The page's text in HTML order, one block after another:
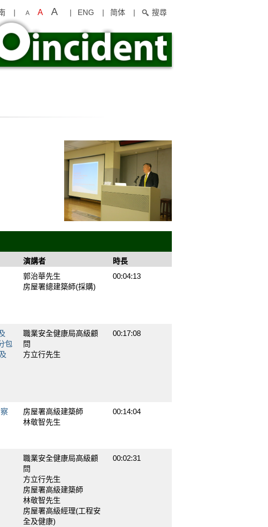
| A A A | ENG | 简体 | 搜尋
演講者
時長
郭治華先生
房屋署總建築師(採購)
00:04:13
包
職業安全健康局高級顧
問
方立行先生
00:17:08
房屋署高級建築師
林敬智先生
00:14:04
職業安全健康局高級顧
問
方立行先生
房屋署高級建築師
林敬智先生
房屋署高級經理(工程安
全及健康)
00:02:31